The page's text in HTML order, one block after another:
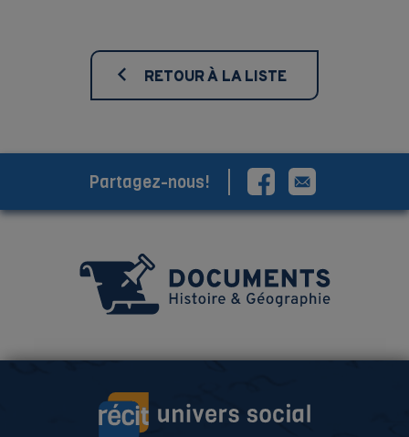
RETOUR À LA LISTE
Partagez-nous!